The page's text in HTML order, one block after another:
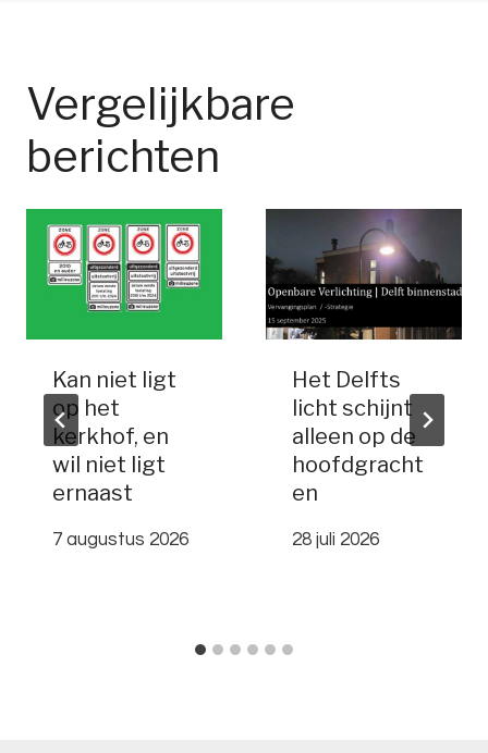
Vergelijkbare
berichten
Kan niet ligt
op het
kerkhof, en
wil niet ligt
ernaast
7 augustus 2026
Het Delfts
licht schijnt
alleen op de
hoofdgracht
en
28 juli 2026